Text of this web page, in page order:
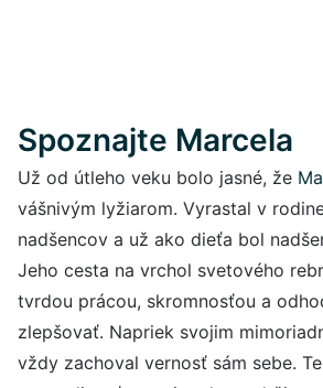
Spoznajte Marcela
Už od útleho veku bolo jasné, že
vášnivým lyžiarom. Vyrastal v
nadšencov a už ako dieťa bol
Jeho cesta na vrchol svetového
tvrdou prácou, skromnosťou a
zlepšovať. Napriek svojim
vždy zachoval vernosť sám sebe.